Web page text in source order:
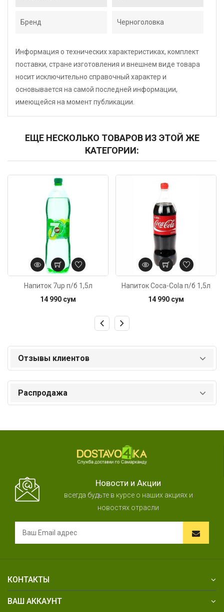
Бренд Черноголовка
Информация о технических характеристиках, комплект
поставки, стране изготовления и внешнем виде товара
носит исключительно справочный характер и
основывается на самой последней информации,
имеющейся на момент публикации.
ЕЩЕ НЕСКОЛЬКО ТОВАРОВ ИЗ ЭТОЙ ЖЕ
КАТЕГОРИИ:
Напиток 7up п/б 1,5л
14 990 сум
Напиток Coca-Cola п/б 1,5л
14 990 сум
Отзывы клиентов
Распродажа
Новости и Акции
всегда будьте в курсе о наших акциях и
новостях отрасли
КОНТАКТЫ
ВАШ АККАУНТ